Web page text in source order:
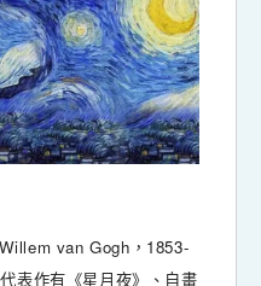
van Gogh ， 1853-
表作有《星月夜》、自畫